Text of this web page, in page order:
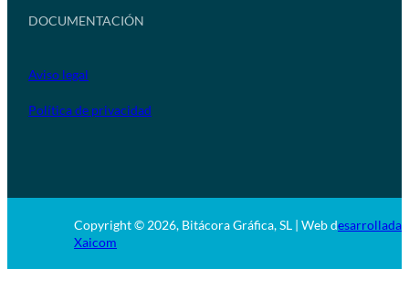
DOCUMENTACIÓN
Aviso legal
Política de privacidad
Copyright © 2026, Bitácora Gráfica, SL | Web desarrollada
Xaicom